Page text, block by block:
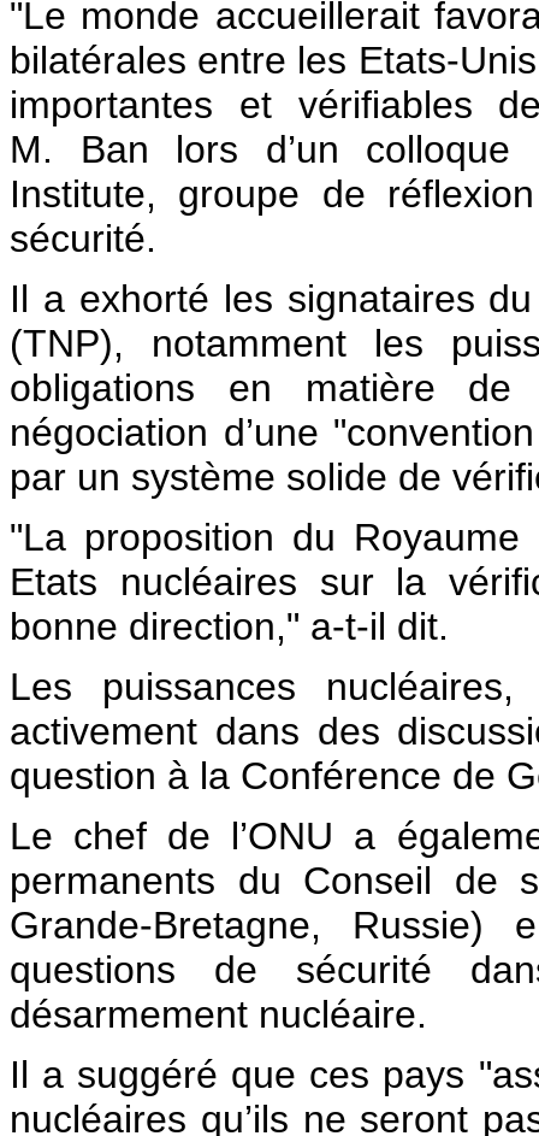
"Le monde accueillerait
bilatérales entre les Etats-
importantes et vérifiables
M. Ban lors d’un colloque
Institute, groupe de
sécurité.
Il a exhorté les signataires
(TNP), notamment les
obligations en matière
négociation d’une
par un système solide de
"La proposition du Royaume
Etats nucléaires sur la
bonne direction," a-t-il dit.
Les puissances
activement dans des
question à la Conférence de
Le chef de l’ONU a
permanents du Conseil de
Grande-Bretagne, Russie)
questions de sécurité
désarmement nucléaire.
Il a suggéré que ces pays
nucléaires qu’ils ne seront